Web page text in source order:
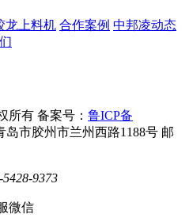
龙上料机 合作案例 中邦凌动态
所有 备案号： 鲁ICP备
岛市胶州市兰州西路1188号 邮
5428-9373
微信